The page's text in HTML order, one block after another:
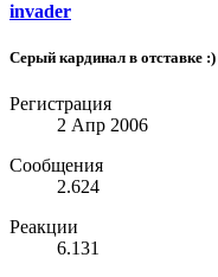
invader
Серый кардинал в отставке :)
Регистрация
2 Апр 2006
Сообщения
2.624
Реакции
6.131